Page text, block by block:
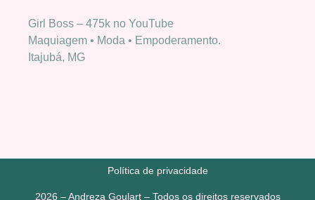
Girl Boss – 475k no YouTube
Maquiagem • Moda • Empoderamento.
Itajubá, MG
Política de privacidade
2026 – Andreza Goulart – Todos os direitos reservados